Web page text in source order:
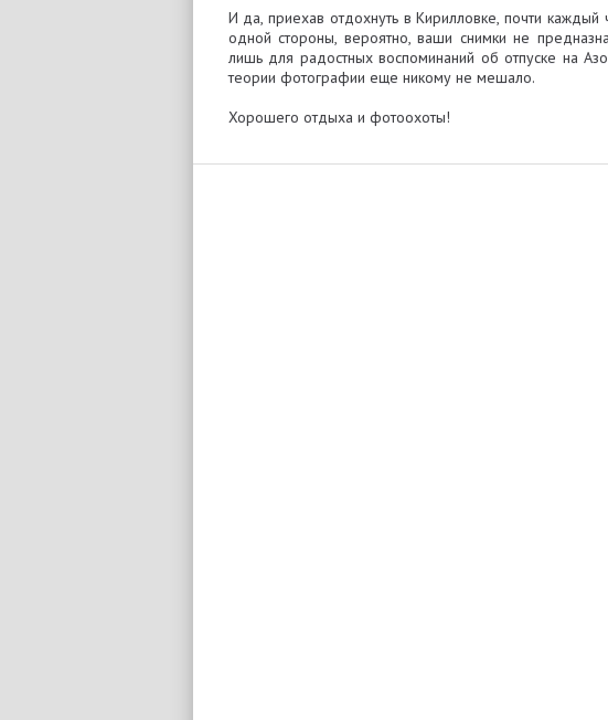
И да, приехав отдохнуть в Кирилловке, почти
одной стороны, вероятно, ваши снимки не
лишь для радостных воспоминаний об отпуске на
теории фотографии еще никому не мешало.
Хорошего отдыха и фотоохоты!